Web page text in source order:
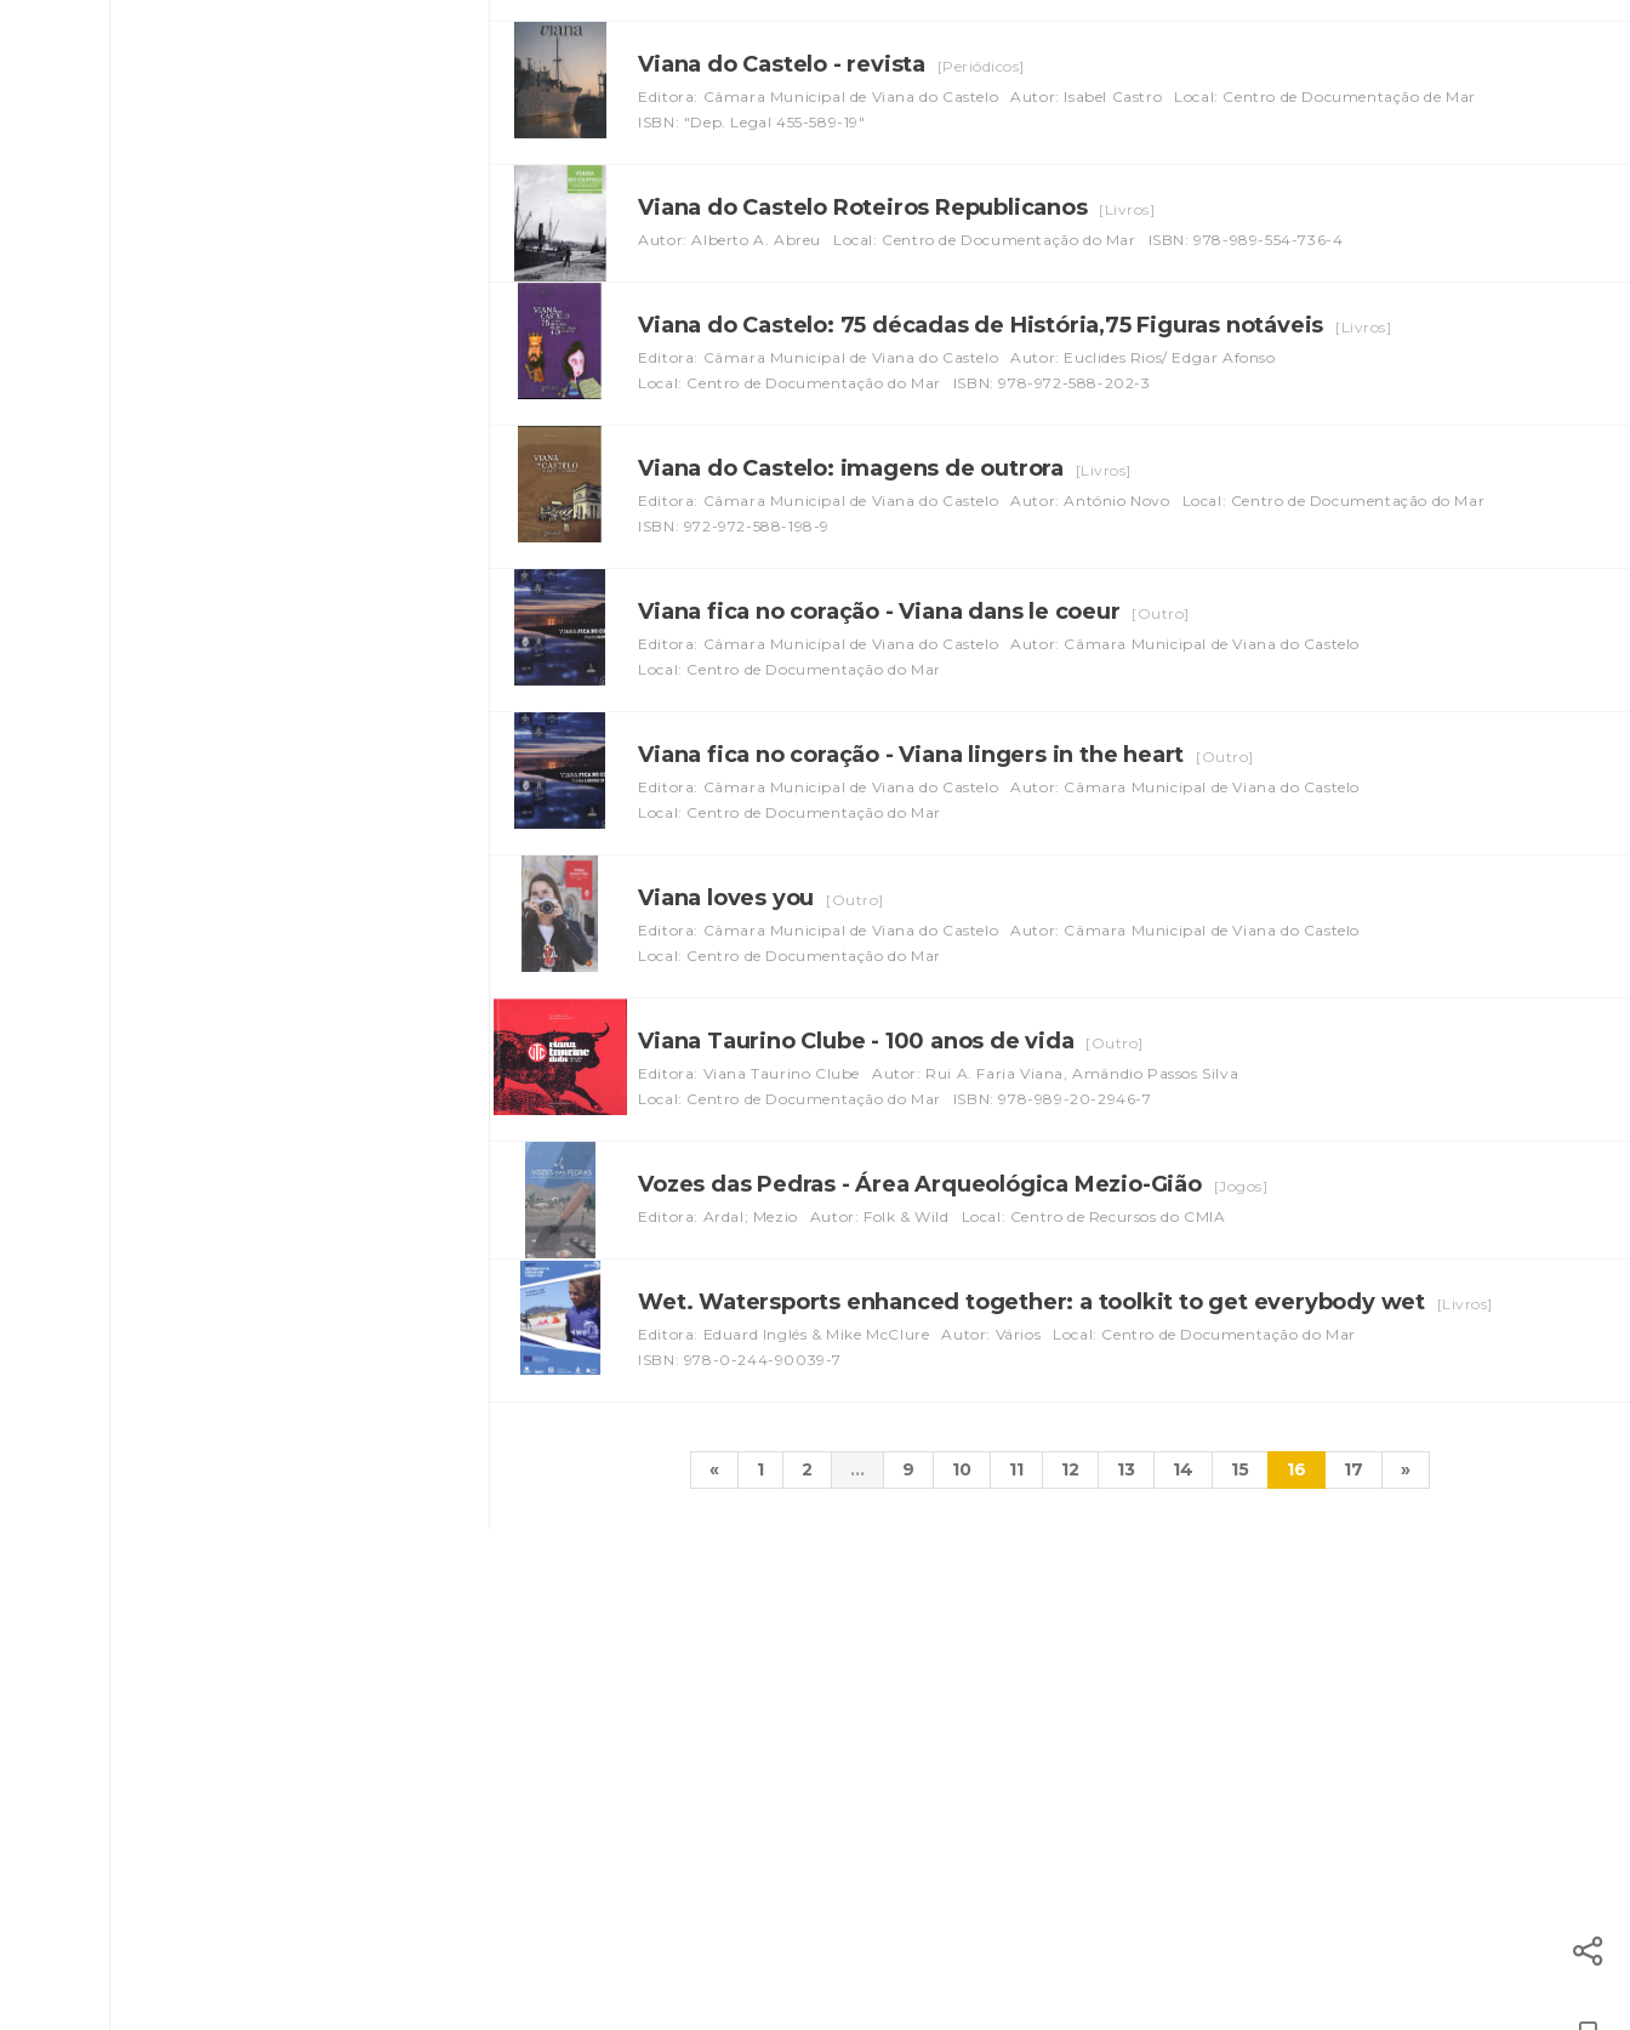
Viana do Castelo - revista
[Periódicos]
Editora: Câmara Municipal de Viana do Castelo
Autor: Isabel Castro
Local: Centro de Documentação de Mar
ISBN: "Dep. Legal 455-589-19"
Viana do Castelo Roteiros Republicanos
[Livros]
Autor: Alberto A. Abreu
Local: Centro de Documentação do Mar ISBN: 978-989-554-736-4
Viana do Castelo: 75 décadas de História,75 Figuras notáveis
[Livros]
Editora: Câmara Municipal de Viana do Castelo
Autor: Euclides Rios/ Edgar Afonso
Local: Centro de Documentação do Mar
ISBN: 978-972-588-202-3
Viana do Castelo: imagens de outrora
[Livros]
Editora: Câmara Municipal de Viana do Castelo
Autor: António Novo
Local: Centro de Documentação do Mar
ISBN: 972-972-588-198-9
Viana fica no coração - Viana dans le coeur
[Outro]
Editora: Câmara Municipal de Viana do Castelo
Autor: Câmara Municipal de Viana do Castelo
Local: Centro de Documentação do Mar
Viana fica no coração - Viana lingers in the heart
[Outro]
Editora: Câmara Municipal de Viana do Castelo
Autor: Câmara Municipal de Viana do Castelo
Local: Centro de Documentação do Mar
Viana loves you
[Outro]
Editora: Câmara Municipal de Viana do Castelo
Autor: Câmara Municipal de Viana do Castelo
Local: Centro de Documentação do Mar
Viana Taurino Clube - 100 anos de vida
[Outro]
Editora: Viana Taurino Clube
Autor: Rui A. Faria Viana, Amândio Passos Silva
Local: Centro de Documentação do Mar
ISBN: 978-989-20-2946-7
Vozes das Pedras - Área Arqueológica Mezio-Gião
[Jogos]
Editora: Ardal; Mezio
Autor: Folk & Wild Local: Centro de Recursos do CMIA
Wet. Watersports enhanced together: a toolkit to get everybody wet
[Livros]
Editora: Eduard Inglés & Mike McClure
Autor: Vários
Local: Centro de Documentação do Mar
ISBN: 978-0-244-90039-7
« 1 2 ... 9 10 11 12 13 14 15 16 17 »